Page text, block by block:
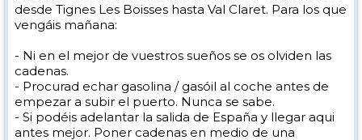
desde Tignes Les Boisses hasta Val Claret. Para los que
vengáis mañana:
- Ni en el mejor de vuestros sueños se os olviden las
cadenas.
- Procurad echar gasolina / gasóil al coche antes de
empezar a subir el puerto. Nunca se sabe.
- Si podéis adelantar la salida de España y llegar aqui
antes mejor. Poner cadenas en medio de una